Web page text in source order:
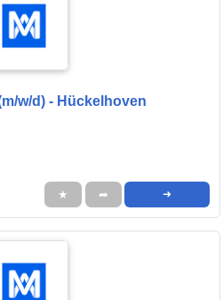
w/d) - Hückelhoven
★ ➦ ➜